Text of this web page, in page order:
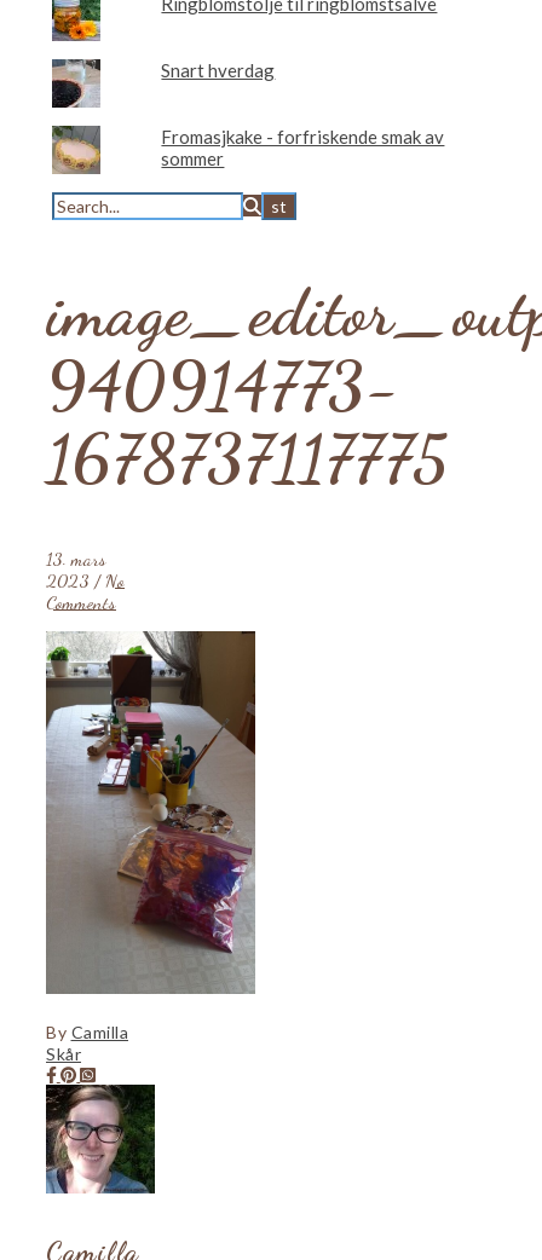
Snart hverdag
Fromasjkake - forfriskende smak av
sommer
940914773-
1678737117775
13. mars
2023 / No
Comments
By Camilla
Skår
Camilla